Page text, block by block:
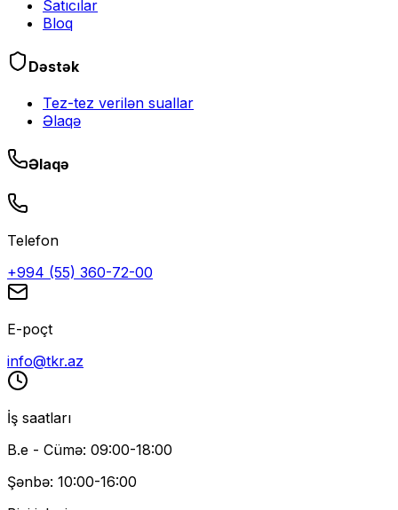
Satıcılar
Bloq
Dəstək
Tez-tez verilən suallar
Əlaqə
Əlaqə
Telefon
+994 (55) 360-72-00
E-poçt
info@tkr.az
İş saatları
B.e - Cümə: 09:00-18:00
Şənbə: 10:00-16:00